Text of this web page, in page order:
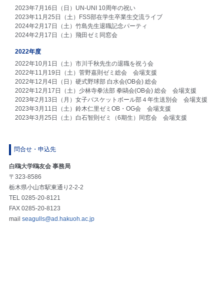
2023年7月16日（日）UN-UNI 10周年の祝い
2023年11月25日（土）FSS部在学生卒業生交流ライブ
2024年2月17日（土）竹島先生退職記念パーティ
2024年2月17日（土）飛田ゼミ同窓会
2022年度
2022年10月1日（土）市川千秋先生の退職を祝う会
2022年11月19日（土）菅野嘉則ゼミ総会 会場支援
2022年12月4日（日）硬式野球部 白水会(OB会) 総会
2022年12月17日（土）少林寺拳法部 拳鷗会(OB会) 総会 会場支援
2023年2月13日（月）女子バスケットボール部４年生送別会 会場支援
2023年3月11日（土）鈴木仁里ゼミOB・OG会 会場支援
2023年3月25日（土）白石智則ゼミ（6期生）同窓会 会場支援
問合せ・申込先
白鴎大学鴎友会 事務局
〒323-8586
栃木県小山市駅東通り2-2-2
TEL 0285‐20-8121
FAX 0285‐20-8123
mail seagulls@ad.hakuoh.ac.jp